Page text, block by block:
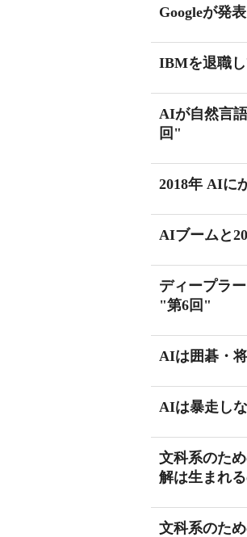
Googleが発
IBMを退職
AIが自然言
回"
2018年 AIに
AIブームと
ディープラ
"第6回"
AIは囲碁・
AIは暴走し
文科系のた
解は生まれ
文科系のた